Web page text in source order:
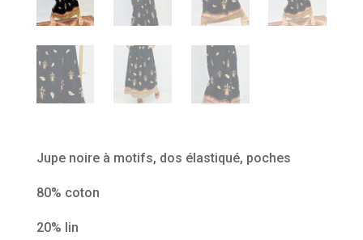
Jupe noire à motifs, dos élastiqué, poches
80% coton
20% lin